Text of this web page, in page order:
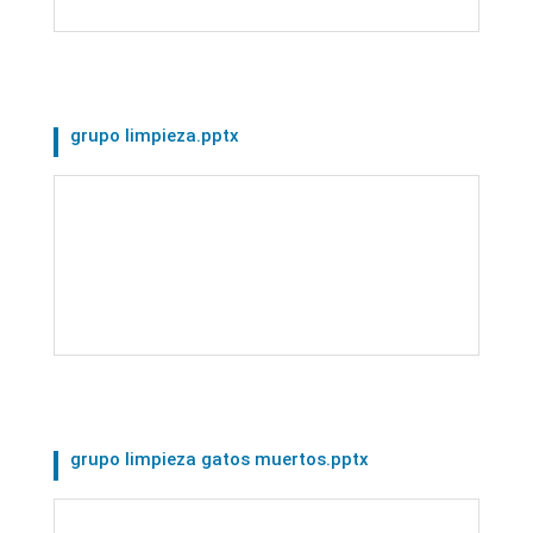
grupo limpieza.pptx
grupo limpieza gatos muertos.pptx